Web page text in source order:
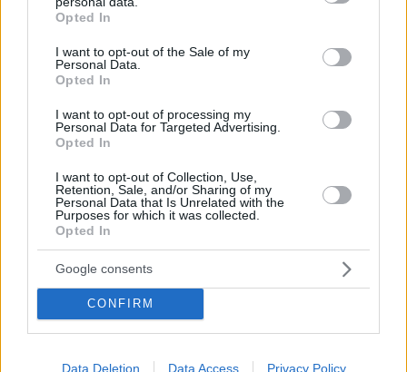
grant or deny consent to Google and its third-party tags to
use your data for below specified purposes in below Google
consent section.
Opted In
I want to opt-out of the Sale of my
Personal Data.
Opted In
I want to opt-out of processing my
Personal Data for Targeted Advertising.
Opted In
I want to opt-out of Collection, Use,
Retention, Sale, and/or Sharing of my
Personal Data that Is Unrelated with the
Purposes for which it was collected.
Opted In
Google consents
CONFIRM
Data Deletion Data Access Privacy Policy
αρχικατασκόπου
08.08.2026, 10:56
Ο εφιάλτης των drones πάνω από την
Ευρώπη: Ποιος «χαρτογραφεί» βάσεις,
πυρηνικά και αεροδρόμια
08.08.2026, 10:57 31
Τι έγραφαν οι ξένοι ανταποκριτές σε
τηλεγραφήματά τους από τη Μικρά
Ασία το 1921